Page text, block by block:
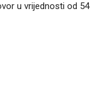
u vrijednosti od 54